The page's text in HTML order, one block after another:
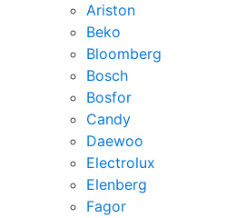
Ariston
Beko
Bloomberg
Bosch
Bosfor
Candy
Daewoo
Electrolux
Elenberg
Fagor